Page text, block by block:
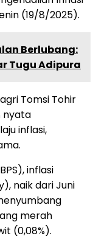
(19/8/2025).
Berlubang:
Tugu Adipura
Tomsi Tohir
nyata
inflasi,
inflasi
naik dari Juni
merah
(0,08%).